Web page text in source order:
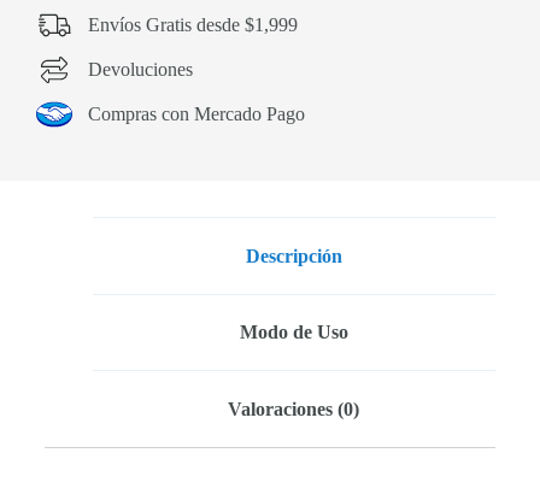
Envíos Gratis desde $1,999
Devoluciones
Compras con Mercado Pago
Descripción
Modo de Uso
Valoraciones (0)